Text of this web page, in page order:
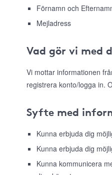
Förnamn och
Mejladress
Vad gör vi med
Vi mottar informationen
registrera konto/logga in.
Syfte med
Kunna erbjuda dig
Kunna erbjuda dig
Kunna kommunicera